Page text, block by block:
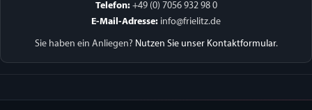
Telefon:+49 (0) 7056 932 98 0
E-Mail-Adresse: info@frielitz.de
Sie haben ein Anliegen? Nutzen Sie unser Kontaktformular.